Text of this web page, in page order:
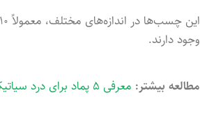
وجود دارند.
مطالعه بیشتر: معرفی ۵ پماد برای درد سیاتیک